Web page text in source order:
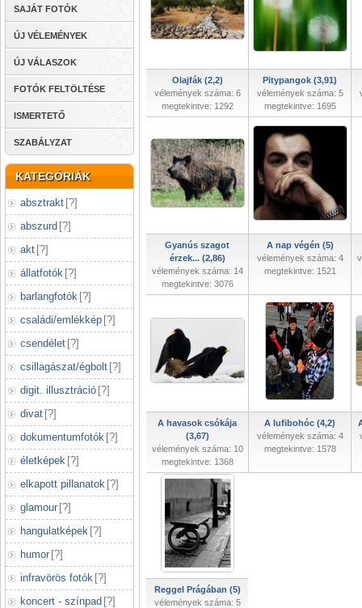
SAJÁT FOTÓK
ÚJ VÉLEMÉNYEK
ÚJ VÁLASZOK
FOTÓK FELTÖLTÉSE
ISMERTETŐ
SZABÁLYZAT
KATEGÓRIÁK
absztrakt [?]
abszurd [?]
akt [?]
állatfotók [?]
barlangfotók [?]
családi/emlékkép [?]
csendélet [?]
csillagászat/égbolt [?]
digit. illusztráció [?]
divat [?]
dokumentumfotók [?]
életképek [?]
elkapott pillanatok [?]
glamour [?]
hangulatképek [?]
humor [?]
infravörös fotók [?]
koncert - színpad [?]
Olajfák (2,2)
vélemények száma: 6
megtekintve: 1292
Pitypangok (3,91)
vélemények száma: 5
megtekintve: 1695
Gyanús szagot
érzek... (2,86)
vélemények száma: 14
megtekintve: 3076
A nap végén (5)
vélemények száma: 4
megtekintve: 1521
A havasok csókája
(3,67)
vélemények száma: 10
megtekintve: 1368
A lufibohóc (4,2)
vélemények száma: 4
megtekintve: 1578
Reggel Prágában (5)
vélemények száma: 5